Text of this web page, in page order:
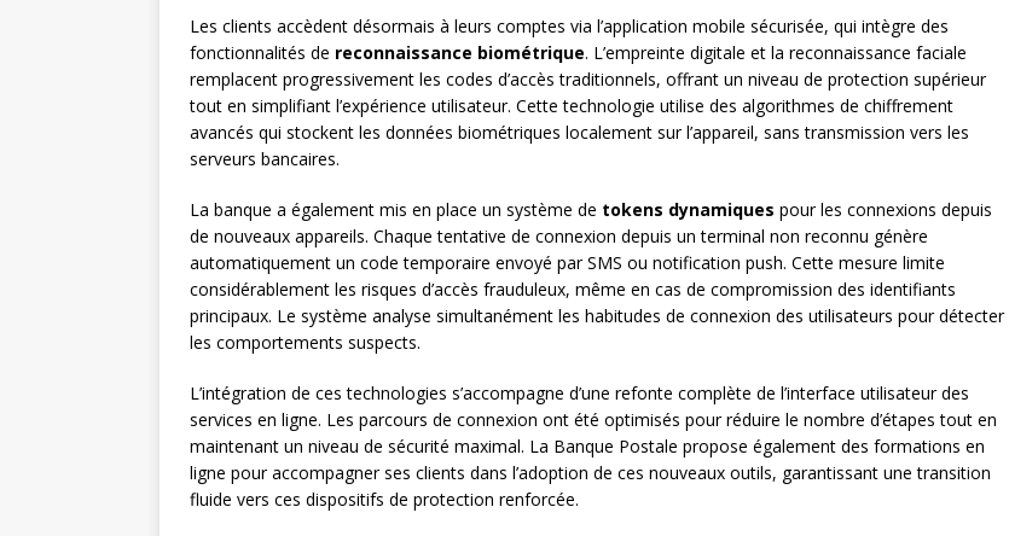
Les clients accèdent désormais à leurs comptes via l’application mobile sécurisée, qui intègre des
fonctionnalités de reconnaissance biométrique. L’empreinte digitale et la reconnaissance faciale
remplacent progressivement les codes d’accès traditionnels, offrant un niveau de protection supérieur
tout en simplifiant l’expérience utilisateur. Cette technologie utilise des algorithmes de chiffrement
avancés qui stockent les données biométriques localement sur l’appareil, sans transmission vers les
serveurs bancaires.
La banque a également mis en place un système de tokens dynamiques pour les connexions depuis
de nouveaux appareils. Chaque tentative de connexion depuis un terminal non reconnu génère
automatiquement un code temporaire envoyé par SMS ou notification push. Cette mesure limite
considérablement les risques d’accès frauduleux, même en cas de compromission des identifiants
principaux. Le système analyse simultanément les habitudes de connexion des utilisateurs pour détecter
les comportements suspects.
L’intégration de ces technologies s’accompagne d’une refonte complète de l’interface utilisateur des
services en ligne. Les parcours de connexion ont été optimisés pour réduire le nombre d’étapes tout en
maintenant un niveau de sécurité maximal. La Banque Postale propose également des formations en
ligne pour accompagner ses clients dans l’adoption de ces nouveaux outils, garantissant une transition
fluide vers ces dispositifs de protection renforcée.